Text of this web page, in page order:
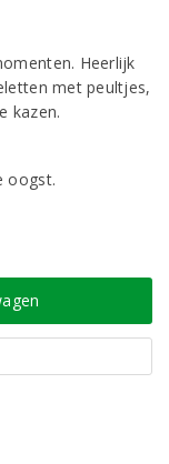
Heerlijk
met peultjes,
kazen.
oogst.